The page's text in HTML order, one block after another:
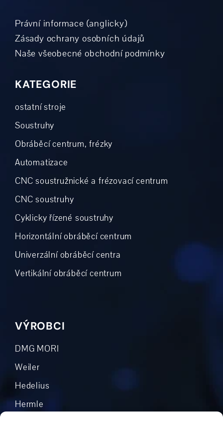
Právní informace (anglicky)
Zásady ochrany osobních údajů
Naše všeobecné obchodní podmínky
KATEGORIE
ostatní stroje
Soustruhy
Obráběcí centrum, frézky
Automatizace
CNC soustružnické a frézovací centrum
CNC soustruhy
Cyklicky řízené soustruhy
Horizontální obráběcí centrum
Univerzální obráběcí centra
Vertikální obráběcí centrum
VÝROBCI
DMG MORI
Weiler
Hedelius
Hermle